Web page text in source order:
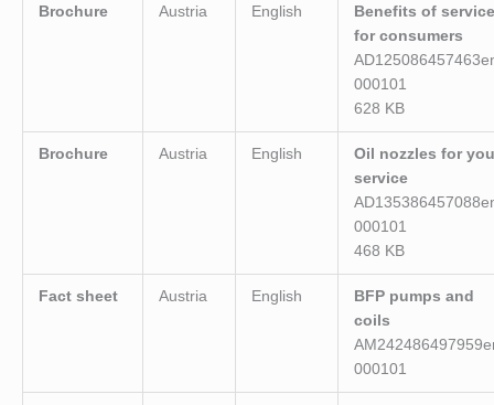
Brochure Austria English
Benefits of service
for consumers
000101
628 KB
Brochure Austria English
Oil nozzles for
service
000101
468 KB
Fact sheet Austria English
BFP pumps and
coils
000101